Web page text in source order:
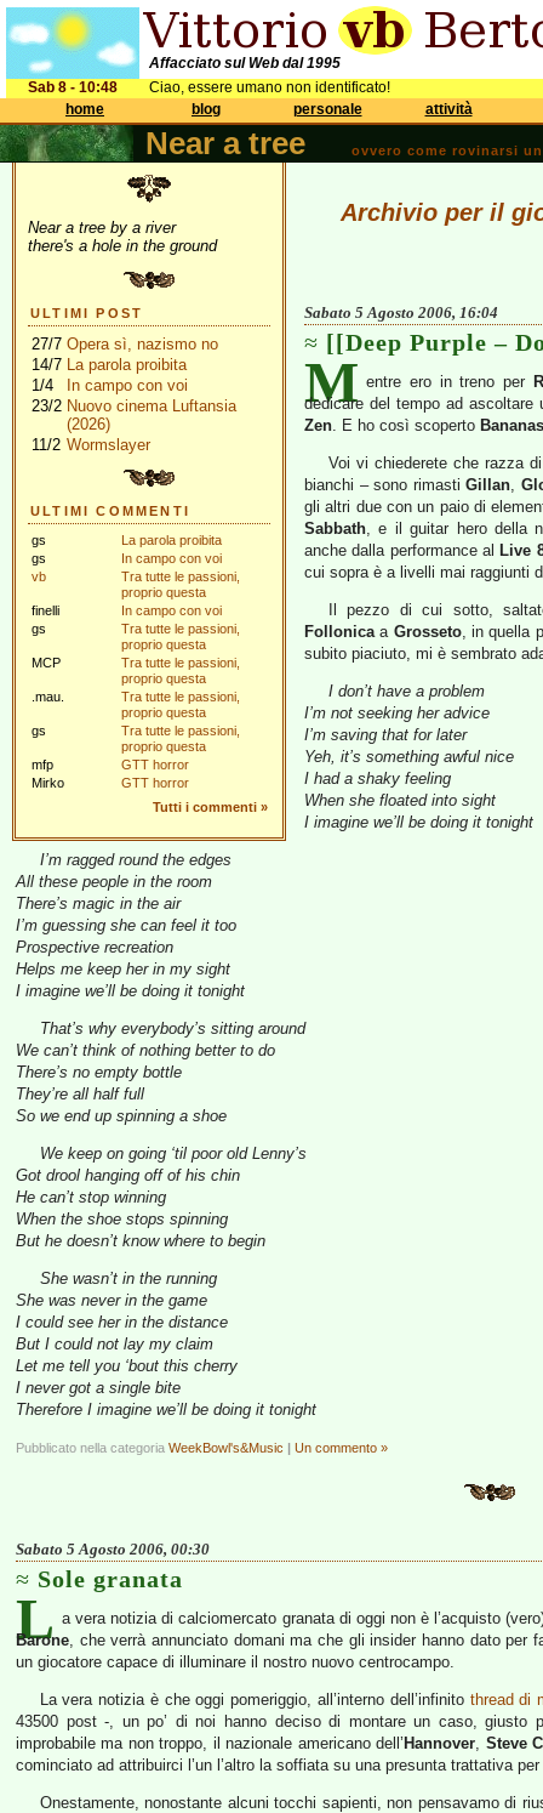
Affacciato sul Web dal 1995
Sab 8 - 10:48
Ciao, essere umano non identificato!
home
blog personale attività
Near a tree ovvero come rovinarsi
Near a tree by a river
there's a hole in the ground
ULTIMI POST
27/7 Opera sì, nazismo no
14/7 La parola proibita
1/4
In campo con voi
23/2 Nuovo cinema Luftansia
(2026)
11/2 Wormslayer
ULTIMI COMMENTI
gs
La parola proibita
gs
In campo con voi
vb
Tra tutte le passioni,
proprio questa
finelli
In campo con voi
gs
Tra tutte le passioni,
proprio questa
MCP
Tra tutte le passioni,
proprio questa
.mau.
Tra tutte le passioni,
proprio questa
gs
Tra tutte le passioni,
proprio questa
mfp
GTT horror
Mirko
GTT horror
Tutti i commenti »
Archivio per il
Sabato 5 Agosto 2006, 16:04
[[Deep Purple –
M entre ero in treno per
dedicare del tempo ad ascoltare
Zen. E ho così scoperto Bananas
Voi vi chiederete che razza
bianchi – sono rimasti Gillan,
gli altri due con un paio di
Sabbath, e il guitar hero della
anche dalla performance al Live
cui sopra è a livelli mai raggiunti
Il pezzo di cui sotto,
Follonicaa Grosseto, in quella
subito piaciuto, mi è sembrato
I don’t have a problem
I’m not seeking her advice
I’m saving that for later
Yeh, it’s something awful nice
I had a shaky feeling
When she floated into sight
I imagine we’ll be doing it tonight
I’m ragged round the edges
All these people in the room
There’s magic in the air
I’m guessing she can feel it too
Prospective recreation
Helps me keep her in my sight
I imagine we’ll be doing it tonight
That’s why everybody’s sitting around
We can’t think of nothing better to do
There’s no empty bottle
They’re all half full
So we end up spinning a shoe
We keep on going ‘til poor old Lenny’s
Got drool hanging off of his chin
He can’t stop winning
When the shoe stops spinning
But he doesn’t know where to begin
She wasn’t in the running
She was never in the game
I could see her in the distance
But I could not lay my claim
Let me tell you ‘bout this cherry
I never got a single bite
Therefore I imagine we’ll be doing it tonight
Pubblicato nella categoria WeekBowl's&Music | Un commento »
Sabato 5 Agosto 2006, 00:30
Sole granata
L a vera notizia di calciomercato granata di oggi non è l’acquisto
Barone, che verrà annunciato domani ma che gli insider hanno dato
un giocatore capace di illuminare il nostro nuovo centrocampo.
La vera notizia è che oggi pomeriggio, all’interno dell’infinito thread di
43500 post -, un po’ di noi hanno deciso di montare un caso, giusto
improbabile ma non troppo, il nazionale americano dell’ Hannover, Steve
cominciato ad attribuirci l’un l’altro la soffiata su una presunta trattativa
Onestamente, nonostante alcuni tocchi sapienti, non pensavamo di